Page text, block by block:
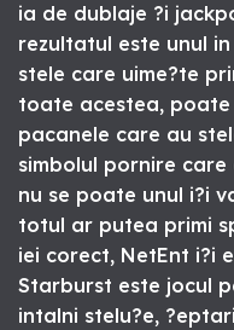
ia de dublaje ?i
rezultatul este unul
stele care uime?te
toate acestea,
pacanele care au
simbolul pornire
nu se poate unul i?i
totul ar putea primi
iei corect, NetEnt i?i
Starburst este jocul
intalni stelu?e,